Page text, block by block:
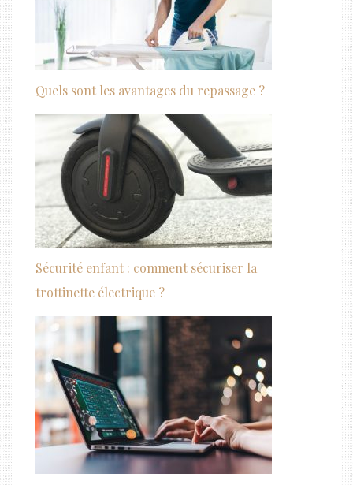
Quels sont les avantages du repassage ?
Sécurité enfant : comment sécuriser la
trottinette électrique ?